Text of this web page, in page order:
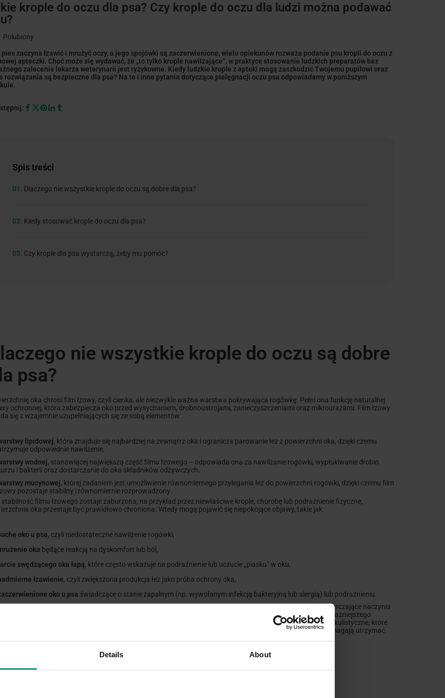
Details About
krople do oczu dla psa? Czy krople do oczu dla ludzi można podawać
Polubiony
pies zaczyna łzawić i mrużyć oczy, a jego spojówki są zaczerwienione, wielu opiekunów rozważa podanie psu kropli do oczu z
apteczki. Choć może się wydawać, że „to tylko krople nawilżające”, w praktyce stosowanie ludzkich preparatów bez
zalecenia lekarza weterynarii jest ryzykowne. Kiedy ludzkie krople z apteki mogą zaszkodzić Twojemu pupilowi oraz
rozwiązania są bezpieczne dla psa? Na te i inne pytania dotyczące pielęgnacji oczu psa odpowiadamy w poniższym
Spis treści
01. Dlaczego nie wszystkie krople do oczu są dobre dla psa?
02. Kiedy stosować krople do oczu dla psa?
03. Czy krople dla psa wystarczą, żeby mu pomóc?
nie wszystkie krople do oczu są dobre
psa?
oka chroni film łzowy, czyli cienka, ale niezwykle ważna warstwa pokrywająca rogówkę. Pełni ona funkcję naturalnej
ochronnej, która zabezpiecza oko przed wysychaniem, drobnoustrojami, zanieczyszczeniami oraz mikrourazami. Film łzowy
się z wzajemnie uzupełniających się ze sobą elementów:
lipidowej, która znajduje się najbardziej na zewnątrz oka i ogranicza parowanie łez z powierzchni oka, dzięki czemu
odpowiednie nawilżenie,
wodnej, stanowiącej największą część filmu łzowego – odpowiada ona za nawilżanie rogówki, wypłukiwanie drobin
i bakterii oraz dostarczanie do oka składników odżywczych,
mucynowej, której zadaniem jest umożliwienie równomiernego przylegania łez do powierzchni rogówki, dzięki czemu film
pozostaje stabilny i równomiernie rozprowadzony.
stabilność filmu łzowego zostaje zaburzona, na przykład przez niewłaściwe krople, chorobę lub podrażnienie fizyczne,
oka przestaje być prawidłowo chroniona. Wtedy mogą pojawić się niepokojące objawy, takie jak:
oko u psa, czyli niedostateczne nawilżenie rogówki,
oka będące reakcją na dyskomfort lub ból,
swędzącego oka łapą, które często wskazuje na podrażnienie lub uczucie „piasku” w oku,
łzawienie, czyli zwiększona produkcja łez jako próba ochrony oka,
oko u psa świadczące o stanie zapalnym (np. wywołanym infekcją bakteryjną lub alergią) lub podrażnieniu.
stworzone dla ludzi mogą zawierać inne stężenia substancji aktywnych, konserwanty lub składniki obkurczające naczynia
które u psa mogą wywołać podrażnienie, pogorszyć stan filmu łzowego albo maskować objawy poważniejszego
okulistycznego. W przypadku pielęgnacji i ochrony oczu psa warto sięgać po weterynaryjne preparaty okulistyczne, które
opracowane specjalnie z myślą o fizjologii psiego oka. Takie produkty wspierają naturalny film łzowy i pomagają utrzymać
stosować krople do oczu dla psa?